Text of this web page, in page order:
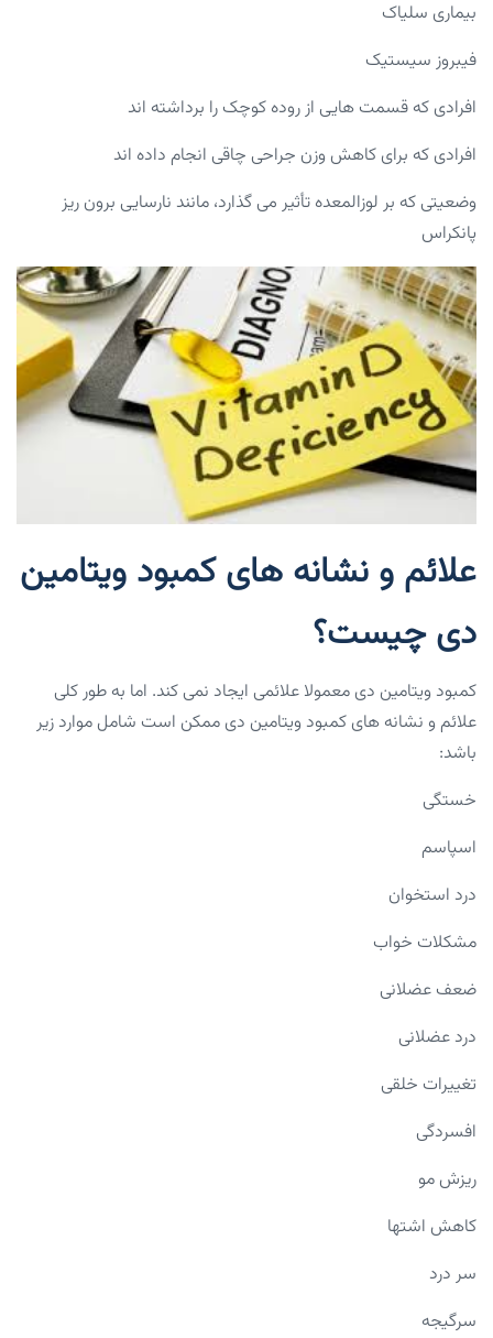
بیماری سلیاک
فیبروز سیستیک
افرادی که قسمت هایی از روده کوچک را برداشته اند
افرادی که برای کاهش وزن جراحی چاقی انجام داده اند
وضعیتی که بر لوزالمعده تأثیر می گذارد، مانند نارسایی برون ریز
پانکراس
علائم و نشانه های کمبود ویتامین
دی چیست؟
کمبود ویتامین دی معمولا علائمی ایجاد نمی کند. اما به طور کلی
علائم و نشانه های کمبود ویتامین دی ممکن است شامل موارد زیر
باشد:
خستگی
اسپاسم
درد استخوان
مشکلات خواب
ضعف عضلانی
درد عضلانی
تغییرات خلقی
افسردگی
ریزش مو
کاهش اشتها
سر درد
سرگیجه